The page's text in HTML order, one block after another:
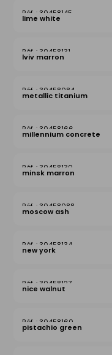
30458145
lime white
30458131
lviv marron
30458084
metallic titanium
30458166
millennium concrete
30458130
minsk marron
30458088
moscow ash
30458134
new york
30458127
nice walnut
30458160
pistachio green